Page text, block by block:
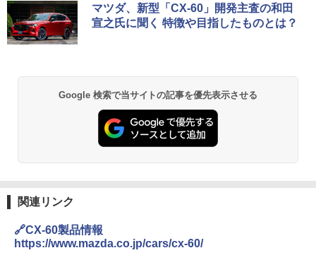
マツダ、新型「CX-60」開発主査の和田
宣之氏に聞く 特徴や目指したものとは？
Google 検索で当サイトの記事を優先表示させる
関連リンク
🔗CX-60製品情報
https://www.mazda.co.jp/cars/cx-60/